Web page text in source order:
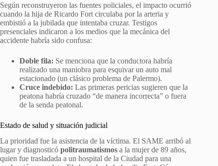
Según reconstruyeron las fuentes policiales, el impacto ocurrió
cuando la hija de Ricardo Fort circulaba por la arteria y
embistió a la jubilada que intentaba cruzar. Testigos
presenciales indicaron a los medios que la mecánica del
accidente habría sido confusa:
Doble fila: Se menciona que la conductora habría
realizado una maniobra para esquivar un auto mal
estacionado (un clásico problema de Palermo).
Cruce indebido: Las primeras pericias sugieren que la
peatona habría cruzado “de manera incorrecta” o fuera
de la senda peatonal.
Estado de salud y situación judicial
La prioridad fue la asistencia de la víctima. El SAME arribó al
lugar y diagnosticó politraumatismos a la mujer de 89 años,
quien fue trasladada a un hospital de la Ciudad para una